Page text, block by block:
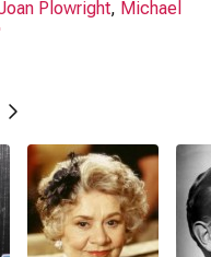
Plowright, Michael